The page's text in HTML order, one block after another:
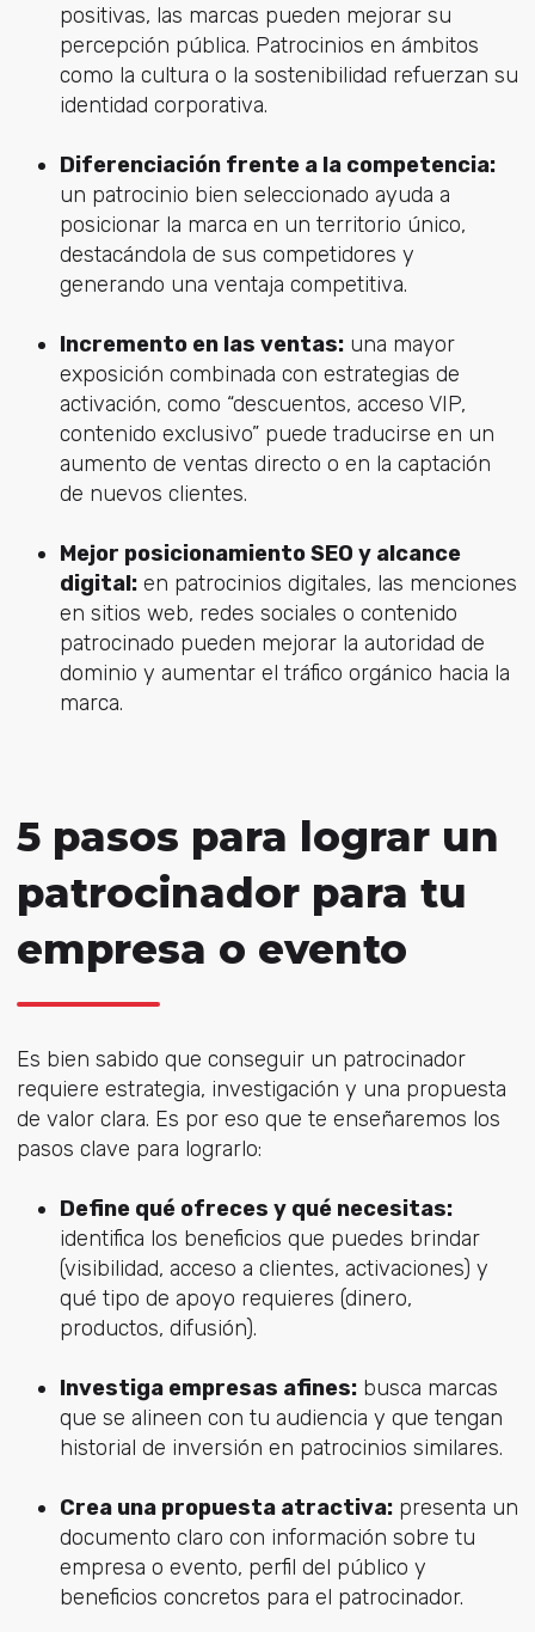
positivas, las marcas pueden mejorar su
percepción pública. Patrocinios en ámbitos
como la cultura o la sostenibilidad refuerzan su
identidad corporativa.
Diferenciación frente a la competencia:
un patrocinio bien seleccionado ayuda a
posicionar la marca en un territorio único,
destacándola de sus competidores y
generando una ventaja competitiva.
Incremento en las ventas:una mayor
exposición combinada con estrategias de
activación, como “descuentos, acceso VIP,
contenido exclusivo” puede traducirse en un
aumento de ventas directo o en la captación
de nuevos clientes.
Mejor posicionamiento SEO y alcance
digital:en patrocinios digitales, las menciones
en sitios web, redes sociales o contenido
patrocinado pueden mejorar la autoridad de
dominio y aumentar el tráfico orgánico hacia la
marca.
5 pasos para lograr un
patrocinador para tu
empresa o evento
Es bien sabido que conseguir un patrocinador
requiere estrategia, investigación y una propuesta
de valor clara. Es por eso que te enseñaremos los
pasos clave para lograrlo:
Define qué ofreces y qué necesitas:
identifica los beneficios que puedes brindar
(visibilidad, acceso a clientes, activaciones) y
qué tipo de apoyo requieres (dinero,
productos, difusión).
Investiga empresas afines:busca marcas
que se alineen con tu audiencia y que tengan
historial de inversión en patrocinios similares.
Crea una propuesta atractiva:presenta un
documento claro con información sobre tu
empresa o evento, perfil del público y
beneficios concretos para el patrocinador.